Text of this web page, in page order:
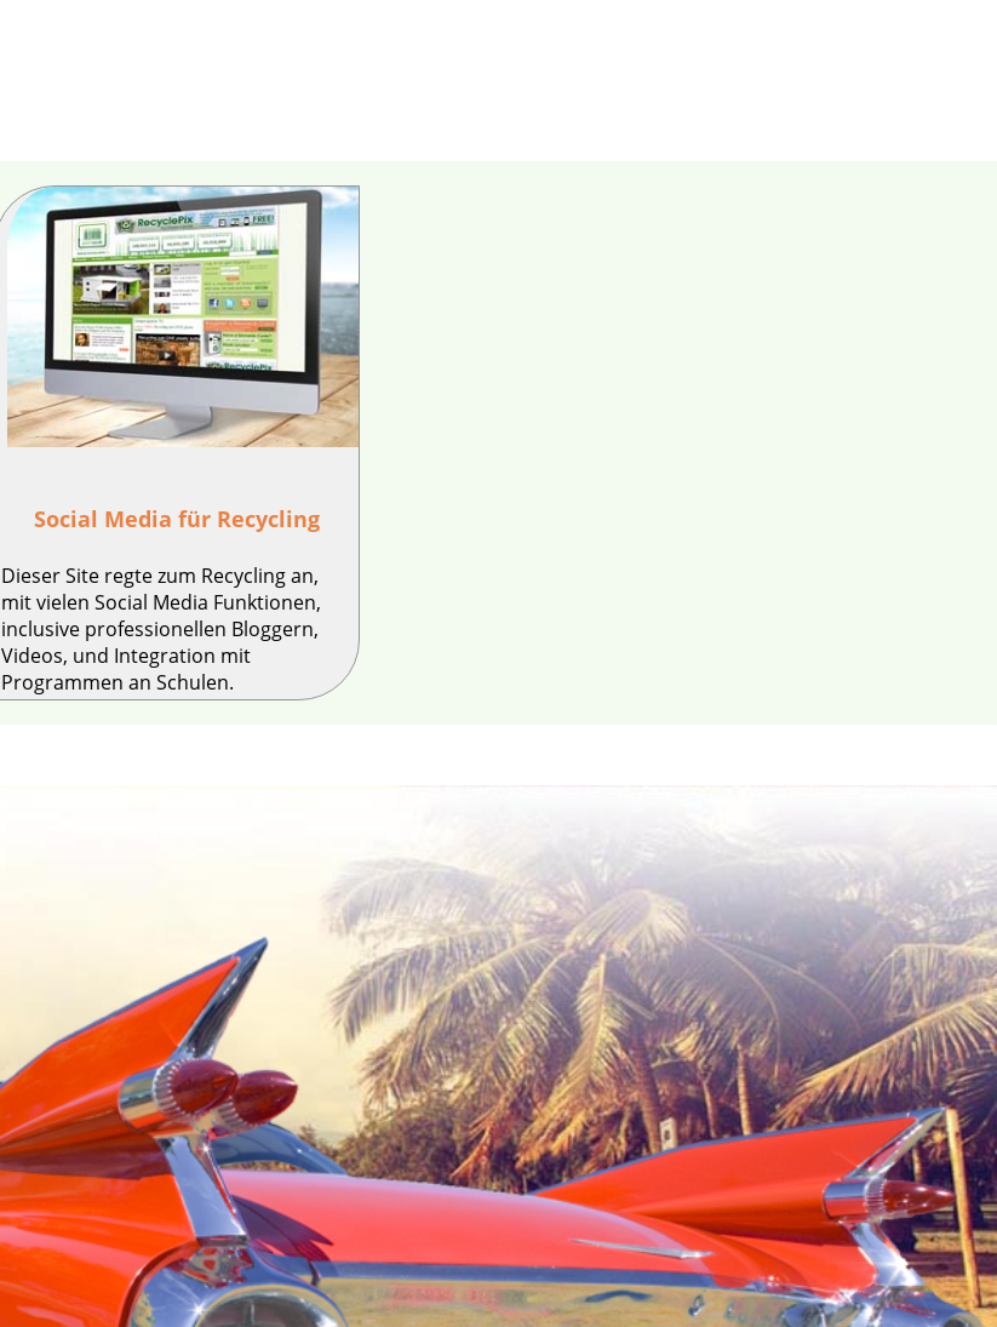
Social Media für Recycling
Dieser Site regte zum Recycling an,
mit vielen Social Media Funktionen,
inclusive professionellen Bloggern,
Videos, und Integration mit
Programmen an Schulen.